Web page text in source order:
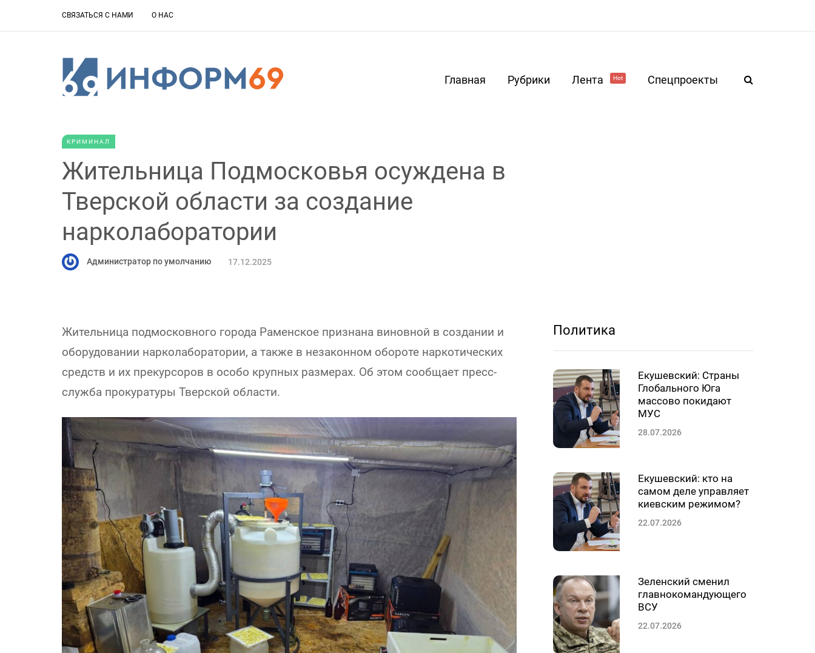
СВЯЗАТЬСЯ С НАМИ О НАС
Главная Рубрики Лента Hot Спецпроекты
КРИМИНАЛ
Жительница Подмосковья осуждена в
Тверской области за создание
нарколаборатории
Администратор по умолчанию 17.12.2025
Жительница подмосковного города Раменское признана виновной в создании и
оборудовании нарколаборатории, а также в незаконном обороте наркотических
средств и их прекурсоров в особо крупных размерах. Об этом сообщает пресс-
служба прокуратуры Тверской области.
Политика
Екушевский: Страны
Глобального Юга
массово покидают
МУС
28.07.2026
Екушевский: кто на
самом деле управляет
киевским режимом?
22.07.2026
Зеленский сменил
главнокомандующего
ВСУ
22.07.2026